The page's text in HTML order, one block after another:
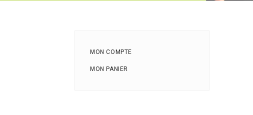
MON COMPTE
MON PANIER